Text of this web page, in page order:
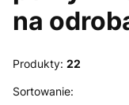
na
Produkty: 22
Lista
Sortowanie: